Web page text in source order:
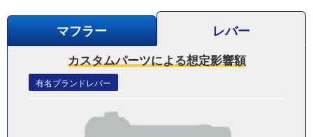
マフラー レバー
カスタムパーツによる想定影響額
有名ブランドレバー